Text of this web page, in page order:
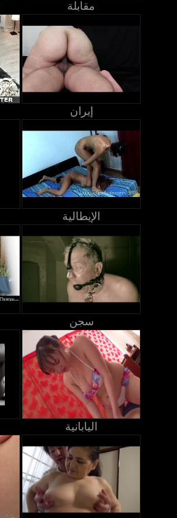
مقابلة
إيران
الإيطالية
سجن
اليابانية